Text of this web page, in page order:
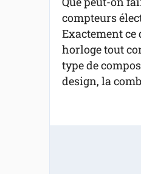
compteurs
Exactement ce
horloge tout
type de
design, la